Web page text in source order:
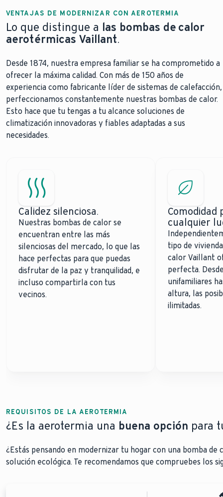
VENTAJAS DE MODERNIZAR CON AEROTERMIA
Lo que distingue a las bombas de calor
aerotérmicas Vaillant.
Desde 1874, nuestra empresa familiar se ha comprometido a
ofrecer la máxima calidad. Con más de 150 años de
experiencia como fabricante líder de sistemas de calefacción,
perfeccionamos constantemente nuestras bombas de calor.
Esto hace que tu tengas a tu alcance soluciones de
climatización innovadoras y fiables adaptadas a sus
necesidades.
Calidez silenciosa.
Nuestras bombas de calor se
encuentran entre las más
silenciosas del mercado, lo que las
hace perfectas para que puedas
disfrutar de la paz y tranquilidad, e
incluso compartirla con tus
vecinos.
cualquier
tipo de
calor Vaillant
perfecta.
unifamiliares
altura, las
ilimitadas.
REQUISITOS DE LA AEROTERMIA
¿Es la aerotermia una buena opción para
¿Estás pensando en modernizar tu hogar con una bomba
solución ecológica. Te recomendamos que compruebes los